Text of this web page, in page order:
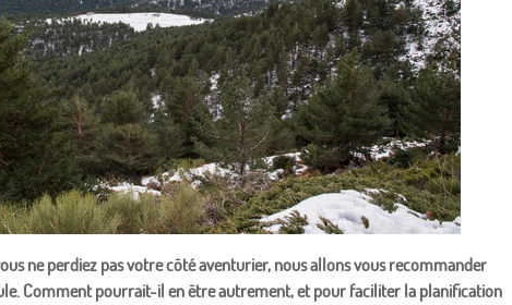
ne perdiez pas votre côté aventurier, nous allons vous recommander
Comment pourrait-il en être autrement, et pour faciliter la planification